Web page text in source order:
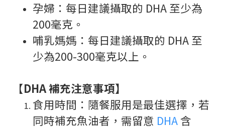
孕婦：每日建議攝取的 DHA 至少為
200毫克。
哺乳媽媽：每日建議攝取的 DHA 至
少為200-300毫克以上。
【DHA 補充注意事項】
食用時間：隨餐服用是最佳選擇，若
同時補充魚油者，需留意 DHA含